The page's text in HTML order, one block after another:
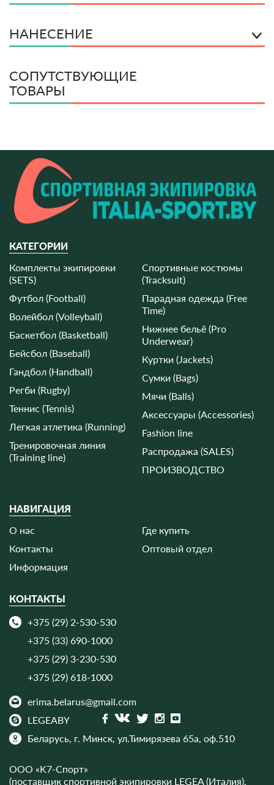
НАНЕСЕНИЕ
СОПУТСТВУЮЩИЕ
ТОВАРЫ
НАВИГАЦИЯ
О нас
Контакты
Информация
Где купить
Оптовый отдел
КАТЕГОРИИ
Комплекты экипировки
(SETS)
Футбол (Football)
Волейбол (Volleyball)
Баскетбол (Basketball)
Бейсбол (Baseball)
Гандбол (Handball)
Регби (Rugby)
Теннис (Tennis)
Легкая атлетика (Running)
Тренировочная линия
(Training line)
Спортивные костюмы
(Tracksuit)
Парадная одежда (Free
Time)
Нижнее бельё (Pro
Underwear)
Куртки (Jackets)
Сумки (Bags)
Мячи (Balls)
Аксессуары (Accessories)
Fashion line
Распродажа (SALES)
ПРОИЗВОДСТВО
КОНТАКТЫ
+375 (29) 2-530-530
+375 (33) 690-1000
+375 (29) 3-230-530
+375 (29) 618-1000
erima.belarus@gmail.com
LEGEABY
Беларусь, г. Минск, ул.Тимирязева 65а, оф.510
ООО «K7-Спорт»
(поставщик спортивной экипировки LEGEA (Италия),